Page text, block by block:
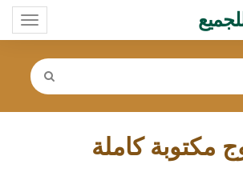
مكتوبة كاملة